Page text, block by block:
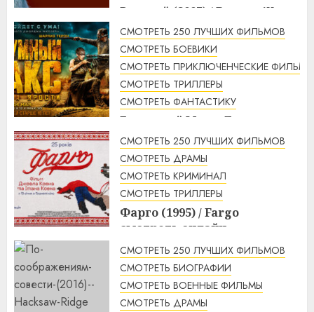
Рататуй (2007) / Ratatouille
смотреть онлайн
2:32 07.08.2026
СМОТРЕТЬ 250 ЛУЧШИХ ФИЛЬМОВ
СМОТРЕТЬ БОЕВИКИ
СМОТРЕТЬ ПРИКЛЮЧЕНЧЕСКИЕ ФИЛЬМЫ
СМОТРЕТЬ ТРИЛЛЕРЫ
СМОТРЕТЬ ФАНТАСТИКУ
Безумный Макс: Дорога
ярости (2015) / Mad Max: Fury
Road смотреть онлайн
1:56 07.08.2026
СМОТРЕТЬ 250 ЛУЧШИХ ФИЛЬМОВ
СМОТРЕТЬ ДРАМЫ
СМОТРЕТЬ КРИМИНАЛ
СМОТРЕТЬ ТРИЛЛЕРЫ
Фарго (1995) / Fargo
смотреть онлайн
1:49 07.08.2026
СМОТРЕТЬ 250 ЛУЧШИХ ФИЛЬМОВ
СМОТРЕТЬ БИОГРАФИИ
СМОТРЕТЬ ВОЕННЫЕ ФИЛЬМЫ
СМОТРЕТЬ ДРАМЫ